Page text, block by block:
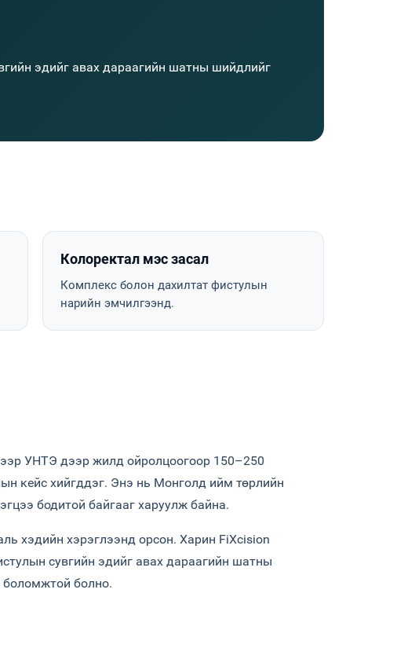
эдийг авах дараагийн шатны шийдлийг
Колоректал мэс засал
Комплекс болон дахилтат фистулын
нарийн эмчилгээнд.
УНТЭ дээр жилд ойролцоогоор 150–250
кейс хийгддэг. Энэ нь Монголд ийм төрлийн
бодитой байгааг харуулж байна.
хэдийн хэрэглээнд орсон. Харин FiXcision
сувгийн эдийг авах дараагийн шатны
боломжтой болно.